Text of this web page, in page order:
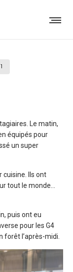
Le matin,
équipés pour
un super
cuisine. Ils ont
tout le monde…
puis ont eu
pour les G4
forêt l’après-midi.